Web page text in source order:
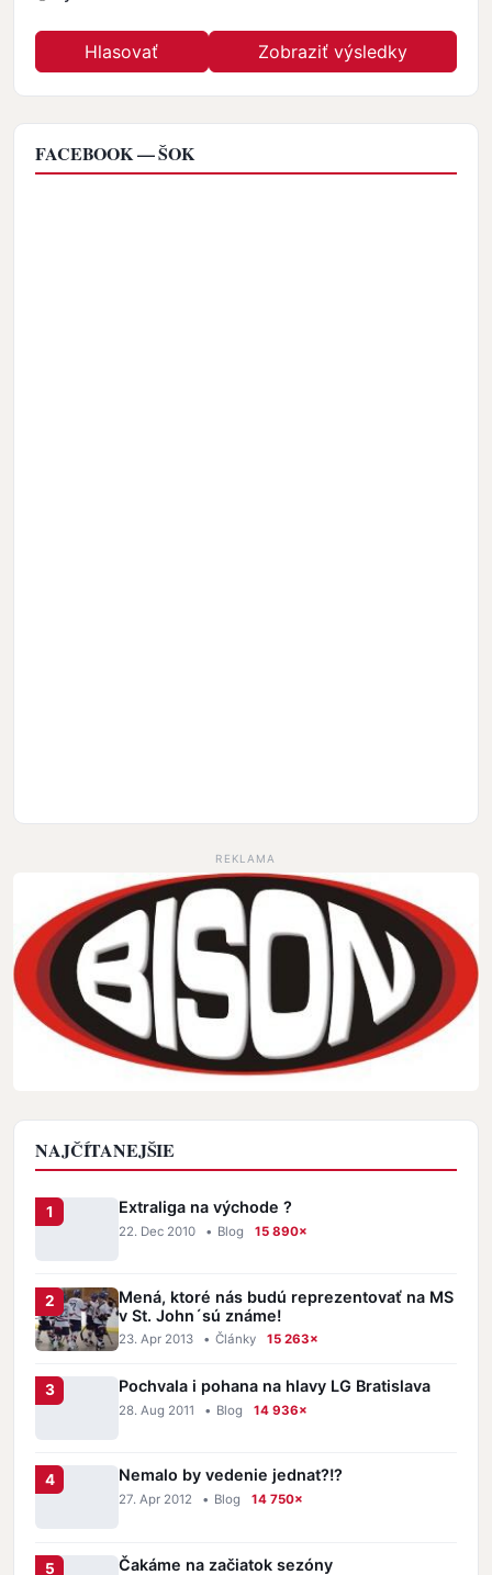
FACEBOOK — ŠOK
REKLAMA
NAJČÍTANEJŠIE
Extraliga na východe ?
22. Dec 2010 • Blog 15 890×
Mená, ktoré nás budú reprezentovať na MS
v St. John´sú známe!
23. Apr 2013 • Články 15 263×
Pochvala i pohana na hlavy LG Bratislava
28. Aug 2011 • Blog 14 936×
Nemalo by vedenie jednat?!?
27. Apr 2012 • Blog 14 750×
Čakáme na začiatok sezóny